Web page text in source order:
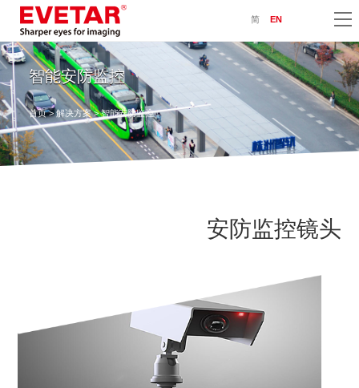
简 EN
智能安防监控
首页>解决方案> 智能安防监控
安防监控镜头